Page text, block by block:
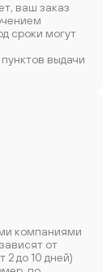
ваш заказ
сроки могут
выдачи
компаниями
от
2 до 10 дней)